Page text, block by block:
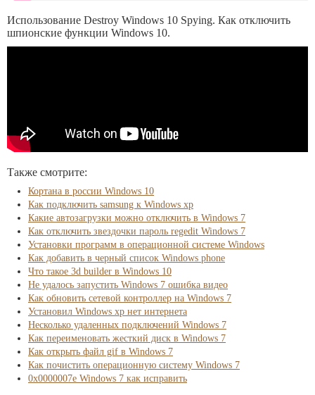
Использование Destroy Windows 10 Spying. Как отключить
шпионские функции Windows 10.
Также смотрите:
Кортана в россии Windows 10
Как подключить samsung к Windows xp
Какие автозагрузки можно отключить в Windows 7
Как отключить звездочки пароль regedit Windows 7
Установки программ в операционной системе Windows
Как добавить в черный список Windows phone
Что такое 3d builder в Windows 10
Не удалось запустить Windows 7 ошибка видео
Как обновить сетевой контроллер на Windows 7
Установил Windows xp нет интернета
Несколько удаленных подключений Windows 7
Как переименовать жесткий диск в Windows 7
Как открыть файл gif в Windows 7
Как почистить операционную систему Windows 7
0х0000007е Windows 7 как исправить